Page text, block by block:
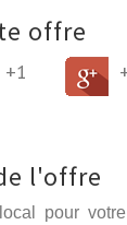
offre
+1
l'offre
pour